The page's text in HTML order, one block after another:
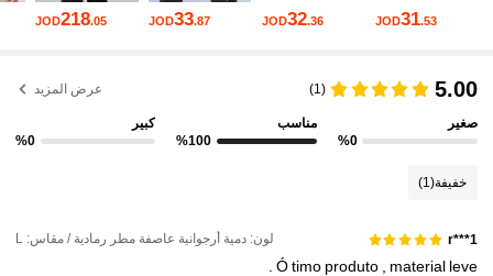
4.85 72K متابعون
JOD31.53
JOD32.36
JOD33.87
JOD218.05
5.00
(1) عرض المزيد
صغير
%0
مناسب
%100
كبير
%0
خفيفة(1)
r***1 لون: دمية أرجوانية عاصفة مطر رمادية / مقاس: L
Ótimo produto material leve